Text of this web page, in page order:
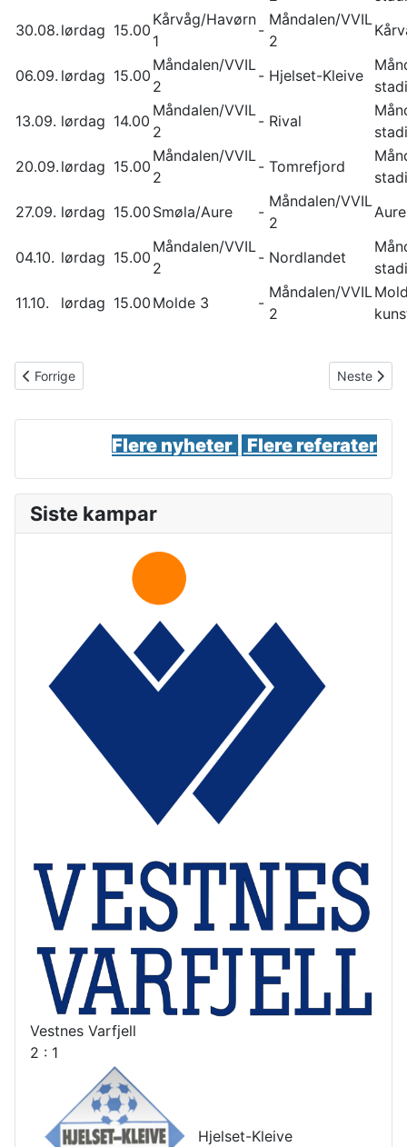
30.08. lørdag 15.00
Kårvåg/Havørn
1
-
Måndalen/VVIL
2
06.09. lørdag 15.00
Måndalen/VVIL
2
- Hjelset-Kleive
13.09. lørdag 14.00
Måndalen/VVIL
2
- Rival
20.09. lørdag 15.00
Måndalen/VVIL
2
- Tomrefjord
27.09. lørdag 15.00 Smøla/Aure -
Måndalen/VVIL
2
04.10. lørdag 15.00
Måndalen/VVIL
2
- Nordlandet
11.10.
lørdag 15.00 Molde 3 -
Måndalen/VVIL
2
Forrige artikkel: Corner var mål i arbeidsseier
Forrige Neste
Neste
Flere nyheter | Flere referater
Siste kampar
Vestnes Varfjell
2 : 1
Hjelset-Kleive